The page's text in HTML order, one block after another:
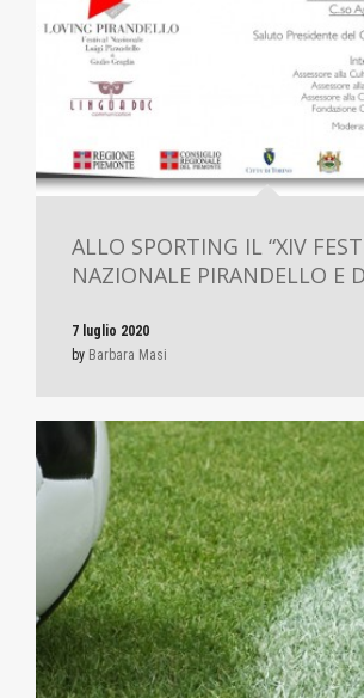
ALLO SPORTING IL “XIV
NAZIONALE PIRANDELLO E
7 luglio 2020
by Barbara Masi